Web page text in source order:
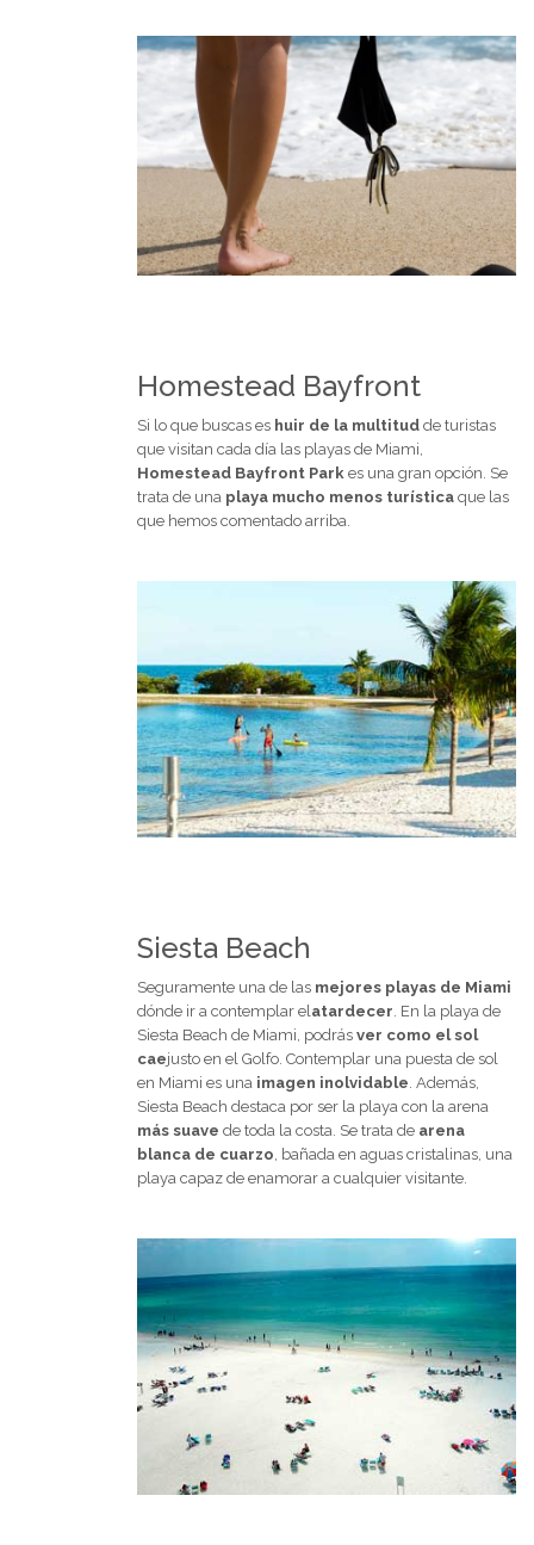
Homestead Bayfront
Si lo que buscas es huir de la multitud de turistas
que visitan cada día las playas de Miami,
Homestead Bayfront Park es una gran opción. Se
trata de una playa mucho menos turística que las
que hemos comentado arriba.
Siesta Beach
Seguramente una de las mejores playas de Miami
dónde ir a contemplar el atardecer . En la playa de
Siesta Beach de Miami, podrás ver como el sol
caejusto en el Golfo. Contemplar una puesta de sol
en Miami es una imagen inolvidable . Además,
Siesta Beach destaca por ser la playa con la arena
más suave de toda la costa. Se trata de arena
blanca de cuarzo , bañada en aguas cristalinas, una
playa capaz de enamorar a cualquier visitante.